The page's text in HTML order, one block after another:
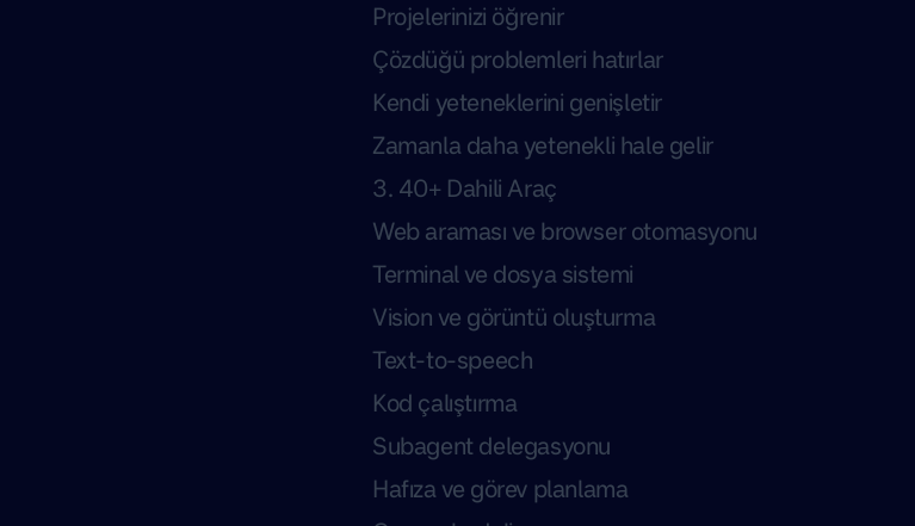
Projelerinizi öğrenir
Çözdüğü problemleri hatırlar
Kendi yeteneklerini genişletir
Zamanla daha yetenekli hale gelir
3. 40+ Dahili Araç
Web araması ve browser otomasyonu
Terminal ve dosya sistemi
Vision ve görüntü oluşturma
Text-to-speech
Kod çalıştırma
Subagent delegasyonu
Hafıza ve görev planlama